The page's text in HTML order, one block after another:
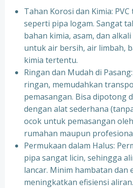
Tahan Korosi dan Kimia:
seperti pipa logam. Sangat
bahan kimia, asam, dan
untuk air bersih, air limbah,
kimia tertentu.
Ringan dan Mudah di
ringan, memudahkan
pemasangan. Bisa dipotong
dengan alat sederhana
ocok untuk pemasangan
rumahan maupun
Permukaan dalam Halus:
pipa sangat licin, sehingga
lancar. Minim hambatan dan
meningkatkan efisiensi aliran.